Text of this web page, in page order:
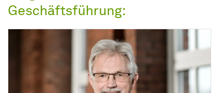
Geschäftsführung: